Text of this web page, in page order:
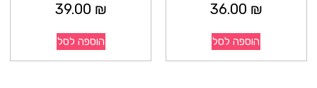
36.00 ₪
הוספה לסל
39.00 ₪
הוספה לסל